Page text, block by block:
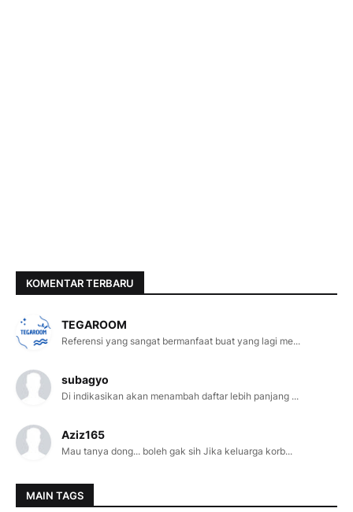
KOMENTAR TERBARU
TEGAROOM
Referensi yang sangat bermanfaat buat yang lagi me...
subagyo
Di indikasikan akan menambah daftar lebih panjang ...
Aziz165
Mau tanya dong... boleh gak sih Jika keluarga korb...
MAIN TAGS